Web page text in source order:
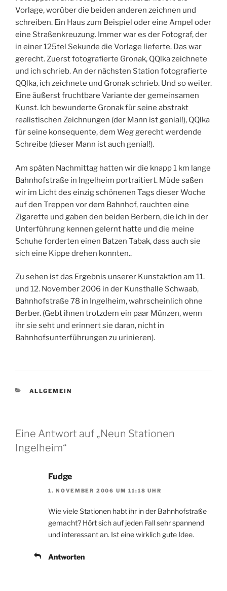
Vorlage, worüber die beiden anderen zeichnen und
schreiben. Ein Haus zum Beispiel oder eine Ampel oder
eine Straßenkreuzung. Immer war es der Fotograf, der
in einer 125tel Sekunde die Vorlage lieferte. Das war
gerecht. Zuerst fotografierte Gronak, QQlka zeichnete
und ich schrieb. An der nächsten Station fotografierte
QQlka, ich zeichnete und Gronak schrieb. Und so weiter.
Eine äußerst fruchtbare Variante der gemeinsamen
Kunst. Ich bewunderte Gronak für seine abstrakt
realistischen Zeichnungen (der Mann ist genial!), QQlka
für seine konsequente, dem Weg gerecht werdende
Schreibe (dieser Mann ist auch genial!).
Am späten Nachmittag hatten wir die knapp 1 km lange
Bahnhofstraße in Ingelheim portraitiert. Müde saßen
wir im Licht des einzig schönenen Tags dieser Woche
auf den Treppen vor dem Bahnhof, rauchten eine
Zigarette und gaben den beiden Berbern, die ich in der
Unterführung kennen gelernt hatte und die meine
Schuhe forderten einen Batzen Tabak, dass auch sie
sich eine Kippe drehen konnten..
Zu sehen ist das Ergebnis unserer Kunstaktion am 11.
und 12. November 2006 in der Kunsthalle Schwaab,
Bahnhofstraße 78 in Ingelheim, wahrscheinlich ohne
Berber. (Gebt ihnen trotzdem ein paar Münzen, wenn
ihr sie seht und erinnert sie daran, nicht in
Bahnhofsunterführungen zu urinieren).
KATEGORIEN
ALLGEMEIN
Eine Antwort auf „Neun Stationen
Ingelheim“
Fudge
1. NOVEMBER 2006 UM 11:18 UHR
Wie viele Stationen habt ihr in der Bahnhofstraße
gemacht? Hört sich auf jeden Fall sehr spannend
und interessant an. Ist eine wirklich gute Idee.
Antworten